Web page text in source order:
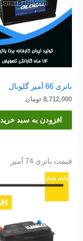
باتری 66 آمپر گلوبال
8,712,000 تومان
افزودن به سبد خرید
قیمت باتری 74 آمپر